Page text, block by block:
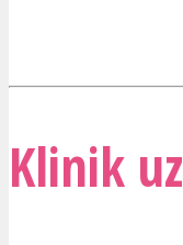
Klinik